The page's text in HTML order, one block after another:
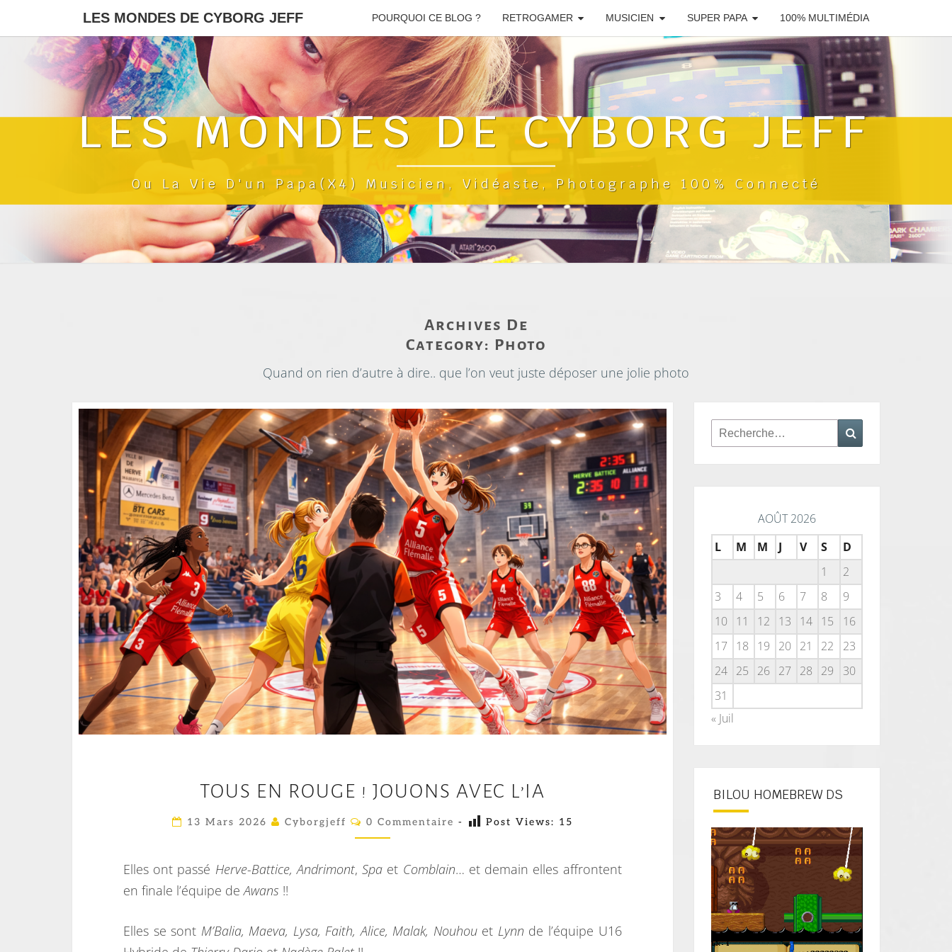
LES MONDES DE CYBORG JEFF POURQUOI CE BLOG ? RETROGAMER MUSICIEN SUPER PAPA 100% MULTIMÉDIA
LES MONDES DE CYBORG JEFF
Ou La Vie D'un Papa(x4) Musicien, Vidéaste, Photographe 100% Connecté
Archives De
Category: Photo
Quand on rien d’autre à dire.. que l’on veut juste déposer une jolie photo
O
U
S
O
TOUS EN ROUGE ! JOUONS AVEC L’IA
13 Mars 2026 Cyborgjeff
C
M
E
N
E
0 Commentaire - Post Views: 15
Elles ont passé Herve-Battice, Andrimont,Spa et Comblain… et demain elles affrontent
en finale l’équipe deAwans !!
Elles se sont M’Balia, Maeva, Lysa, Faith, Alice, Malak, Nouhouet Lynn de l’équipe U16
Rechercher :
AOÛT 2026
L
M M J V S
D
1
2
3
4 5 6 7 8
9
10
11 12 13 14 15
16
17
18 19 20 21 22
23
24
25 26 27 28 29
30
31
« Juil
BILOU HOMEBREW DS